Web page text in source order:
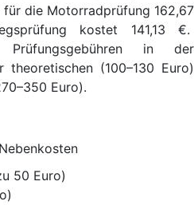
die Motorradprüfung 162,67
kostet 141,13 €.
Prüfungsgebühren in der
(100–130 Euro)
Euro).
50 Euro)